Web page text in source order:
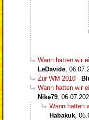
Wann hatten wir
LeDavide,
Zur WM 2010 -
Wann hatten wir
Nike79,
Wann hatten
Habakuk,